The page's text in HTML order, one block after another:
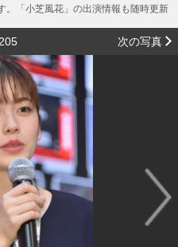
。「小芝風花」の出演情報も随時更新
次の写真